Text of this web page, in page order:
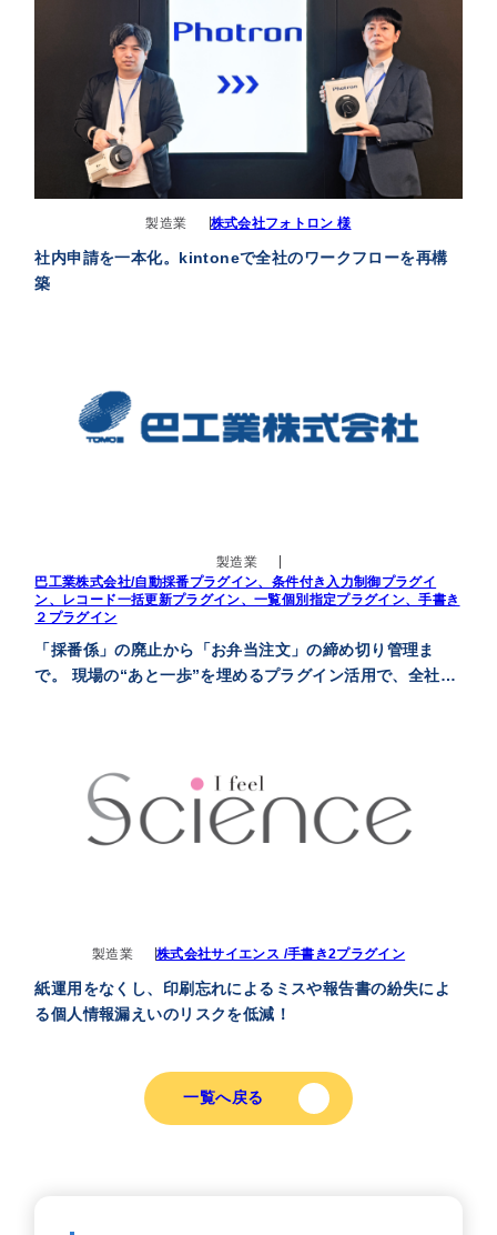
製造業 株式会社フォトロン 様
社内申請を一本化。kintoneで全社のワークフローを再構
築
製造業
巴工業株式会社/自動採番プラグイン、条件付き入力制御プラグイ
ン、レコード一括更新プラグイン、一覧個別指定プラグイン、手書き
２プラグイン
「採番係」の廃止から「お弁当注文」の締め切り管理ま
で。 現場の“あと一歩”を埋めるプラグイン活用で、全社的
製造業 株式会社サイエンス /手書き2プラグイン
紙運用をなくし、印刷忘れによるミスや報告書の紛失によ
る個人情報漏えいのリスクを低減！
一覧へ戻る